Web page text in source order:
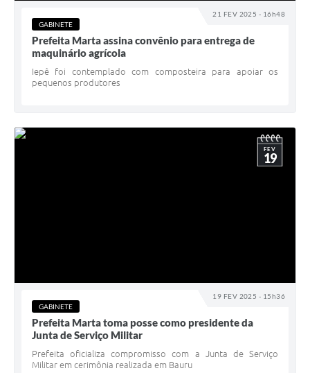
21 FEV 2025 - 16h48
GABINETE
Prefeita Marta assina convênio para entrega de
maquinário agrícola
Iepê foi contemplado com composteira para apoiar os
pequenos produtores
19 FEV 2025 - 15h36
FEV
19
GABINETE
Prefeita Marta toma posse como presidente da
Junta de Serviço Militar
Prefeita oficializa compromisso com a Junta de Serviço
Militar em cerimônia realizada em Bauru